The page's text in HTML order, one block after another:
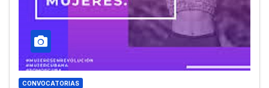
CONVOCATORIAS